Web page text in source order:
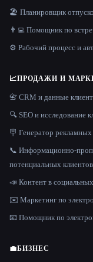
🏖 Планировщик
👨‍💻 Помощник по
⚙️ Рабочий процесс и
📈ПРОДАЖИ И
📇 CRM и данные
🔍 SEO и исследование
🪧 Генератор рекламных
📞 Информационно-
потенциальных клиентов
📣 Контент в
✉️ Маркетинг по
📧 Помощник по
💼БИЗНЕС